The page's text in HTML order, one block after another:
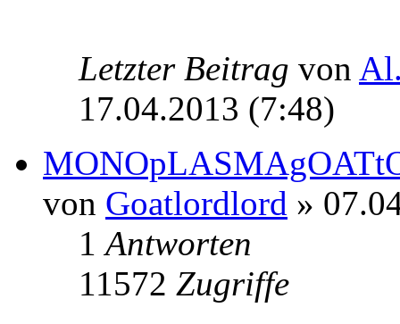
Letzter Beitrag von
17.04.2013 (7:48)
von Goatlordlord »
1Antworten
11572 Zugriffe